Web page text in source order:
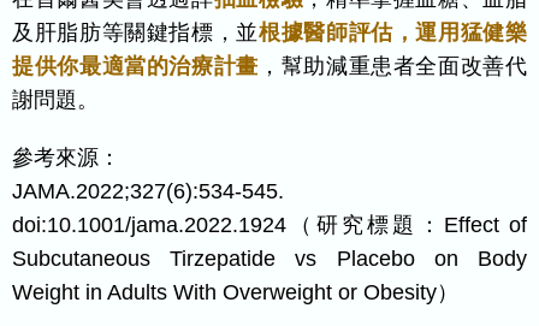
及肝脂肪等關鍵指標，並根據醫師評估，運用猛健樂
提供你最適當的治療計畫 ，幫助減重患者全面改善代
謝問題。
參考來源：
JAMA.2022;327(6):534-545.
doi:10.1001/jama.2022.1924（研究標題：Effect of
Subcutaneous Tirzepatide vs Placebo on Body
Weight in Adults With Overweight or Obesity）